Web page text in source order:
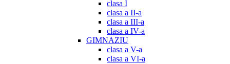
clasa I
clasa a II-a
clasa a III-a
clasa a IV-a
GIMNAZIU
clasa a V-a
clasa a VI-a